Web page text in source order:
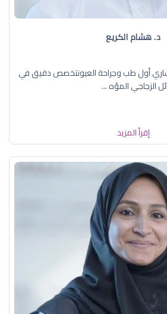
د. هشام الكريع
أول طب وجراحة العيونتخصص دقيق في
الزجاجي المؤه ...
إقرأ المزيد